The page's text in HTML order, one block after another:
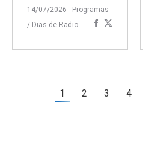
14/07/2026 - Programas
/ Dias de Radio
Compartir
Facebook
Twitter
1 2 3 4